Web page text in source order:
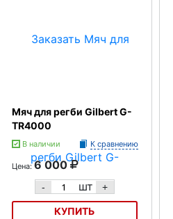
Мяч для регби Gilbert G-
TR4000
В наличии К сравнению
Цена:6 000
- шт +
КУПИТЬ